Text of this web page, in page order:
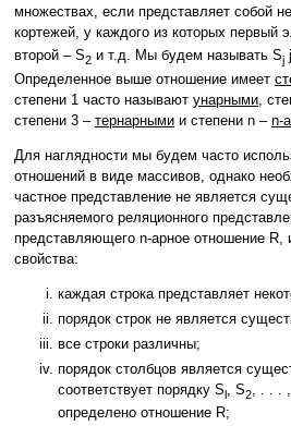
множествах, если представляет собой
кортежей, у каждого из которых первый
второй – S2 и т.д. Мы будем называть Sj
Определенное выше отношение имеет
степени 1 часто называют унарными ,
степени 3 – тернарными и степени n – n-
Для наглядности мы будем часто
отношений в виде массивов, однако
частное представление не является
разъясняемого реляционного
представляющего n-арное отношение
свойства:
каждая строка представляет
порядок строк не является
все строки различны;
порядок столбцов является
соответствует порядку Sl , S2 , . . .
определено отношение R;